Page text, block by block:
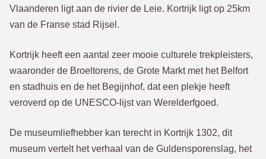
Vlaanderen ligt aan de rivier de Leie. Kortrijk ligt op 25km
van de Franse stad Rijsel.
Kortrijk heeft een aantal zeer mooie culturele trekpleisters,
waaronder de Broeltorens, de Grote Markt met het Belfort
en stadhuis en de het Begijnhof, dat een plekje heeft
veroverd op de UNESCO-lijst van Werelderfgoed.
De museumliefhebber kan terecht in Kortrijk 1302, dit
museum vertelt het verhaal van de Guldensporenslag, het